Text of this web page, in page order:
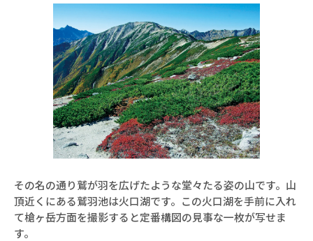
その名の通り鷲が羽を広げたような堂々たる姿の山です。山
頂近くにある鷲羽池は火口湖です。この火口湖を手前に入れ
て槍ヶ岳方面を撮影すると定番構図の見事な一枚が写せま
す。